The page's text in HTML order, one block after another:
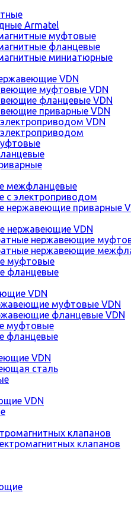
Armatel
муфтовые
фланцевые
миниатюрные
VDN
муфтовые VDN
фланцевые VDN
приварные VDN
VDN
межфланцевые
с электроприводом
нержавеющие приварные
нержавеющие VDN
нержавеющие
нержавеющие
муфтовые
фланцевые
VDN
муфтовые VDN
фланцевые VDN
муфтовые
фланцевые
VDN
сталь
VDN
клапанов
клапанов